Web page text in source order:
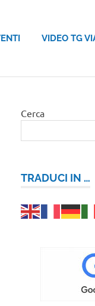
VIDEO TG
Cerca
TRADUCI IN …